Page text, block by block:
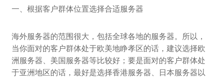
一、根据客户群体位置选择合适服务器
海外服务器的范围很大，包括全球各地的服务器。所以，
当你面对的客户群体处于欧美地睁孝区的话，建议选择欧
洲服务器、美国服务器等比较好；要是面对的客户群体处
于亚洲地区的话，最好是选择香港服务器、日本服务器以